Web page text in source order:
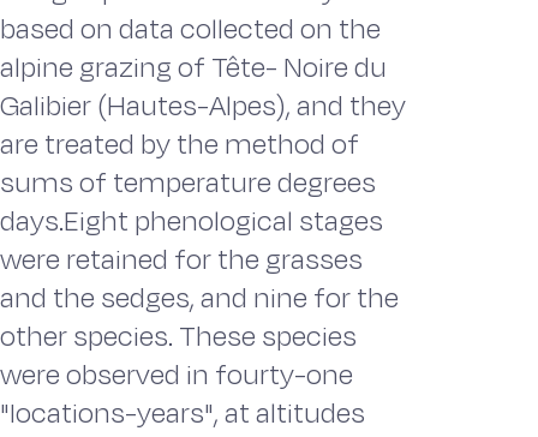
based on data collected on the
alpine grazing of Tête- Noire du
Galibier (Hautes-Alpes), and they
are treated by the method of
sums of temperature degrees
days.Eight phenological stages
were retained for the grasses
and the sedges, and nine for the
other species. These species
were observed in fourty-one
"Iocations-years", at altitudes